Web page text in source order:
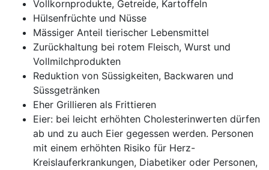
Vollkornprodukte, Getreide, Kartoffeln
Hülsenfrüchte und Nüsse
Mässiger Anteil tierischer Lebensmittel
Zurückhaltung bei rotem Fleisch, Wurst und
Vollmilchprodukten
Reduktion von Süssigkeiten, Backwaren und
Süssgetränken
Eher Grillieren als Frittieren
Eier: bei leicht erhöhten Cholesterinwerten dürfen
ab und zu auch Eier gegessen werden. Personen
mit einem erhöhten Risiko für Herz-
Kreislauferkrankungen, Diabetiker oder Personen,